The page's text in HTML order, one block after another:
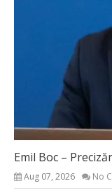
Emil Boc –
Aug 07, 2026 No